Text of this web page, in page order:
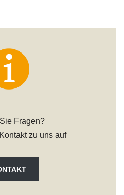
Fragen?
zu uns auf